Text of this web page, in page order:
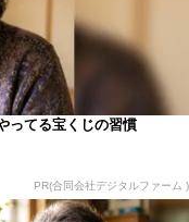
ってる宝くじの習慣
PR(合同会社デジタルファーム )